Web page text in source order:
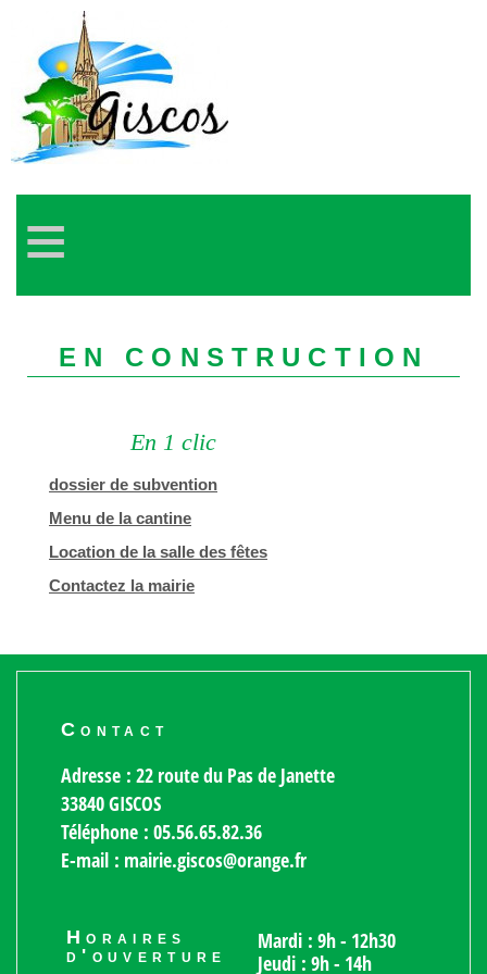
≡
EN CONSTRUCTION
En 1 clic
dossier de subvention
Menu de la cantine
Location de la salle des fêtes
Contactez la mairie
Contact
Adresse : 22 route du Pas de Janette
33840 GISCOS
Téléphone : 05.56.65.82.36
E-mail : mairie.giscos@orange.fr
Horaires
d'ouverture
Mardi : 9h - 12h30
Jeudi : 9h - 14h